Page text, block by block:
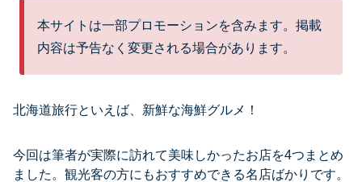
本サイトは一部プロモーションを含みます。掲載
内容は予告なく変更される場合があります。
北海道旅行といえば、新鮮な海鮮グルメ！
今回は筆者が実際に訪れて美味しかったお店を4つまとめ
ました。観光客の方にもおすすめできる名店ばかりです。